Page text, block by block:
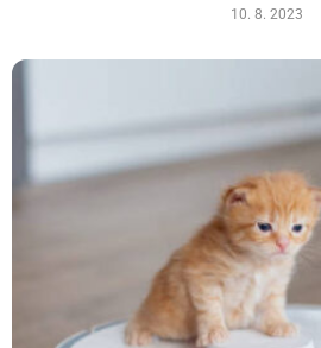
10. 8. 2023